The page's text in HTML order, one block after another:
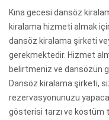
Kına gecesi dansöz
kiralama hizmeti almak
dansöz kiralama şirketi
gerekmektedir. Hizmet
belirtmeniz ve dansözün
Dansöz kiralama şirketi,
rezervasyonunuzu
gösterisi tarzı ve kostüm